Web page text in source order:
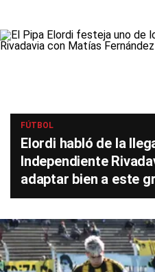
FÚTBOL
Elordi habló de la
Independiente
adaptar bien a este